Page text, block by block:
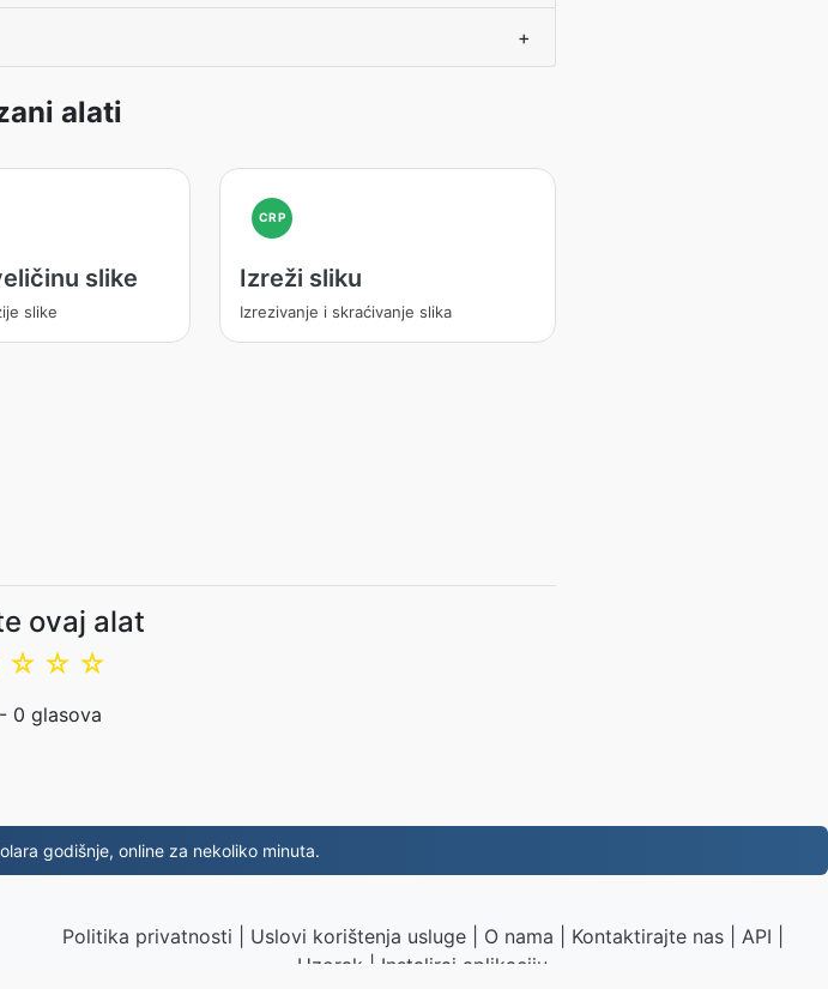
+
alati
slike
slike
CRP
Izreži sliku
Izrezivanje i skraćivanje slika
ovaj alat
☆
☆
☆
0 glasova
godišnje, online za nekoliko minuta.
Politika privatnosti Uslovi korištenja usluge| O nama Kontaktirajte nas| API
Uzorak | Instaliraj aplikaciju